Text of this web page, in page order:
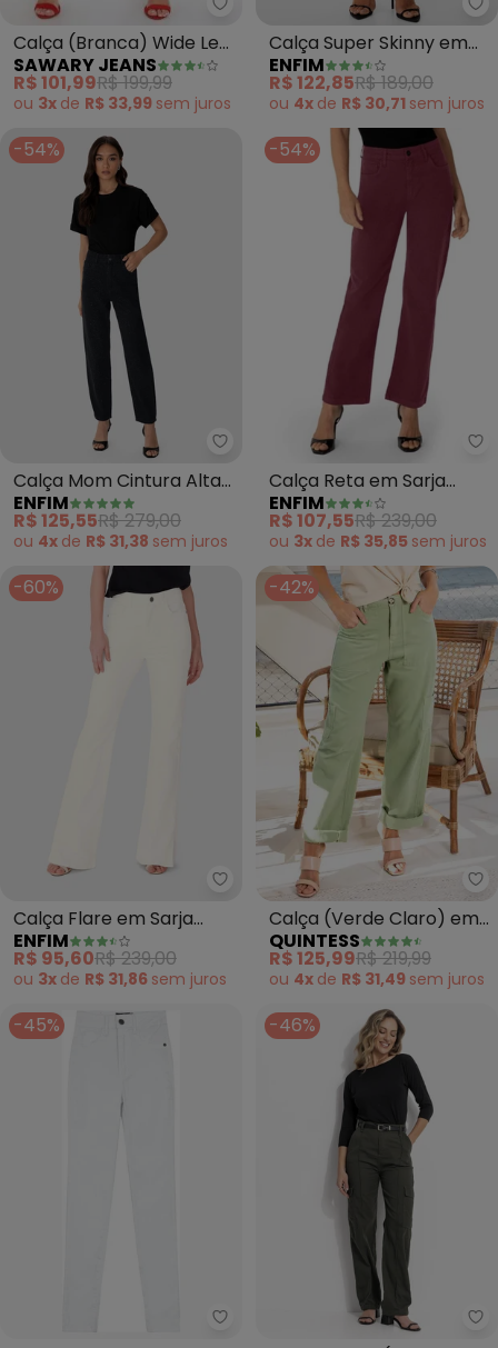
Sawary Jeans - Calça
Calça (Branca) Wide Leg
Cropped Sawary
SAWARY JEANS
R$ 101,99R$ 199,99
ou 3x de R$ 33,99 sem juros
Calça Super Skinny em
Sarja (Preto)
ENFIM
R$ 122,85R$ 189,00
ou 4x de R$ 30,71 sem juros
-54%
Enfim - Calça Mom Cintura
Calça Mom Cintura Alta
com Glitter (Preto)
ENFIM
R$ 125,55R$ 279,00
ou 4x de R$ 31,38 sem juros
-54%
Calça Reta em Sarja
Cintura Alta (Bordô)
ENFIM
R$ 107,55R$ 239,00
ou 3x de R$ 35,85 sem juros
-60%
Enfim - Calça Flare em Sarja
Calça Flare em Sarja
Cintura Alta (Off White)
ENFIM
R$ 95,60R$ 239,00
ou 3x de R$ 31,86 sem juros
-42%
Calça (Verde Claro) em
Sarja
QUINTESS
R$ 125,99R$ 219,99
ou 4x de R$ 31,49 sem juros
-45%
Enfim - Calça Super Skinny em
-46%